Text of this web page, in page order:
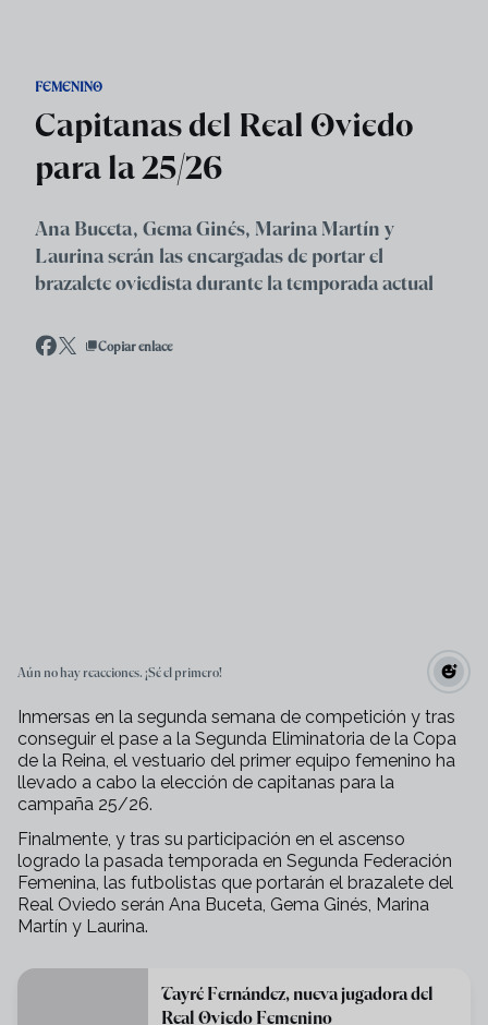
FEMENINO
Capitanas del Real Oviedo
para la 25/26
Ana Buceta, Gema Ginés, Marina Martín y
Laurina serán las encargadas de portar el
brazalete oviedista durante la temporada actual
Copiar enlace
Aún no hay reacciones. ¡Sé el primero!
Inmersas en la segunda semana de competición y tras
conseguir el pase a la Segunda Eliminatoria de la Copa
de la Reina, el vestuario del primer equipo femenino ha
llevado a cabo la elección de capitanas para la
campaña 25/26.
Finalmente, y tras su participación en el ascenso
logrado la pasada temporada en Segunda Federación
Femenina, las futbolistas que portarán el brazalete del
Real Oviedo serán Ana Buceta, Gema Ginés, Marina
Martín y Laurina.
Tayré Fernández, nueva jugadora del
Real Oviedo Femenino